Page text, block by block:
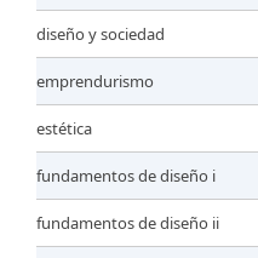
diseño y sociedad
emprendurismo
estética
fundamentos de diseño i
fundamentos de diseño ii